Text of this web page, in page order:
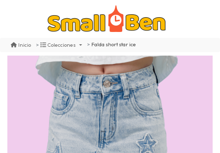
Inicio Colecciones Falda short star ice